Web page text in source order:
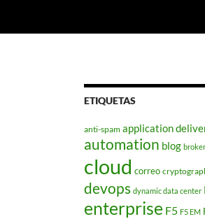
ETIQUETAS
anti-spam application
automation blog
cloud correo
devops dynamic data center
enterprise F5 F5 EM